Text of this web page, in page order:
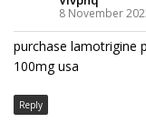
8 November
purchase lamotrigine
100mg usa
Reply